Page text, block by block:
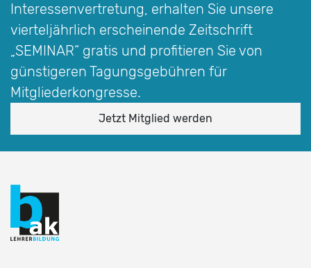
Interessen­vertretung, erhalten Sie unsere
vierteljährlich erscheinende Zeitschrift
„SEMINAR“ gratis und profitieren Sie von
günstigeren Tagungsgebühren für
Mitgliederkongresse.
Jetzt Mitglied werden